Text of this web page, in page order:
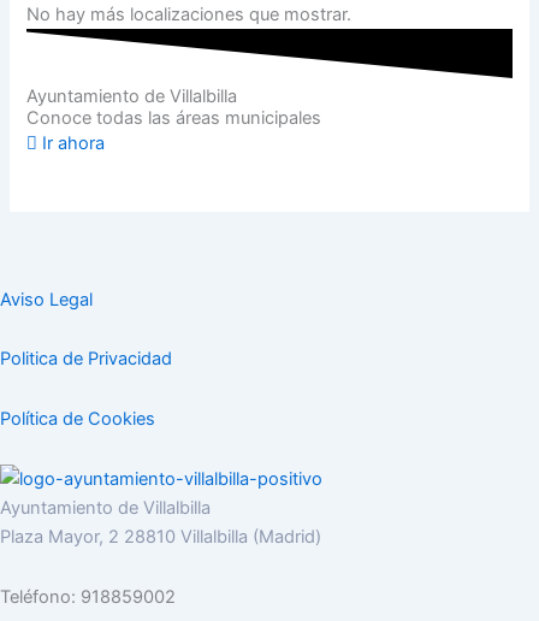
No hay más localizaciones que mostrar.
Ayuntamiento de Villalbilla
Conoce todas las áreas municipales
Ir ahora
Aviso Legal
Politica de Privacidad
Política de Cookies
Ayuntamiento de Villalbilla
Plaza Mayor, 2 28810 Villalbilla (Madrid)
Teléfono: 918859002